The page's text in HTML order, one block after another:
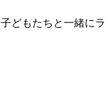
子どもたちと一緒に